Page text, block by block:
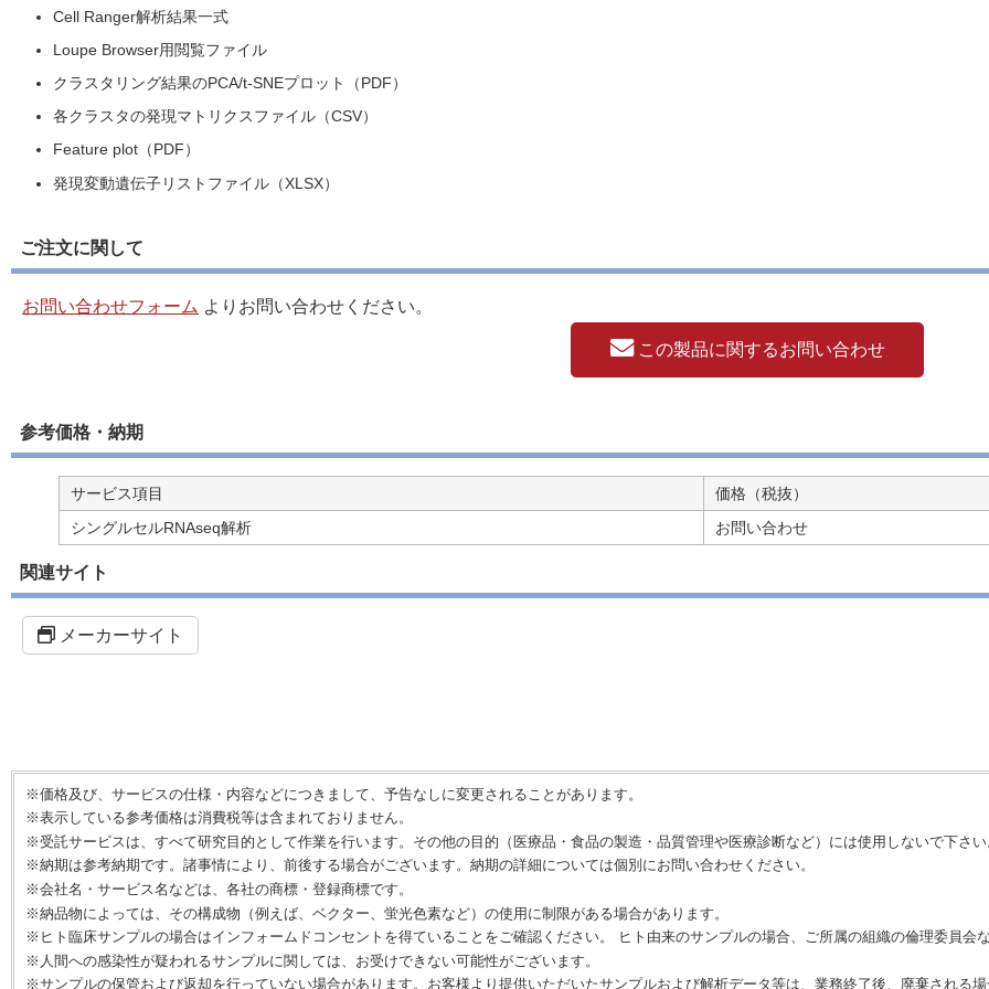
Cell Ranger解析結果一式
Loupe Browser用閲覧ファイル
クラスタリング結果のPCA/t-SNEプロット（PDF）
各クラスタの発現マトリクスファイル（CSV）
Feature plot（PDF）
発現変動遺伝子リストファイル（XLSX）
ご注文に関して
お問い合わせフォーム よりお問い合わせください。
この製品に関するお問い合わせ
参考価格・納期
サービス項目
価格（税抜）
シングルセルRNAseq解析
お問い合わせ
関連サイト
メーカーサイト
※価格及び、サービスの仕様・内容などにつきまして、予告なしに変更されることがあります。
※表示している参考価格は消費税等は含まれておりません。
※受託サービスは、すべて研究目的として作業を行います。その他の目的（医療品・食品の製造・品質管理や医療診断など）には使用しないで下さ
※納期は参考納期です。諸事情により、前後する場合がございます。納期の詳細については個別にお問い合わせください。
※会社名・サービス名などは、各社の商標・登録商標です。
※納品物によっては、その構成物（例えば、ベクター、蛍光色素など）の使用に制限がある場合があります。
※ヒト臨床サンプルの場合はインフォームドコンセントを得ていることをご確認ください。 ヒト由来のサンプルの場合、ご所属の組織の倫理委員会
※人間への感染性が疑われるサンプルに関しては、お受けできない可能性がございます。
※サンプルの保管および返却を行っていない場合があります。お客様より提供いただいたサンプルおよび解析データ等は、業務終了後、廃棄される